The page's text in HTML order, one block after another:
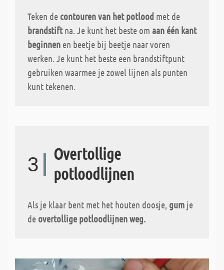
Teken de contouren van het potlood met de
brandstiftna. Je kunt het beste om aan één kant
beginnen en beetje bij beetje naar voren
werken. Je kunt het beste een brandstiftpunt
gebruiken waarmee je zowel lijnen als punten
kunt tekenen.
3
Overtollige
potloodlijnen
Als je klaar bent met het houten doosje, gum je
de overtollige potloodlijnen weg.